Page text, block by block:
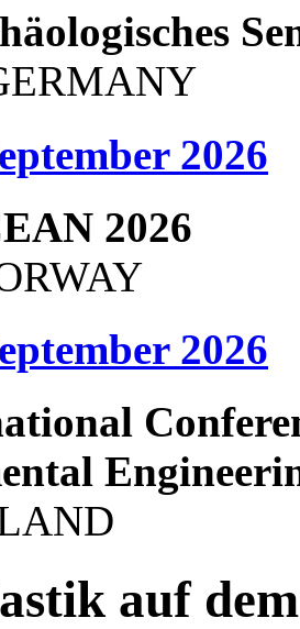
2026
2026
2026
auf